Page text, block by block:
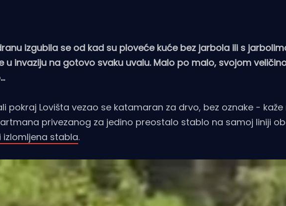
izgubila se od kad su ploveće kuće bez jarbola ili s
u invaziju na gotovo svaku uvalu. Malo po malo, svojom
pokraj Lovišta vezao se katamaran za drvo, bez oznake -
privezanog za jedino preostalo stablo na samoj liniji
izlomljena stabla.